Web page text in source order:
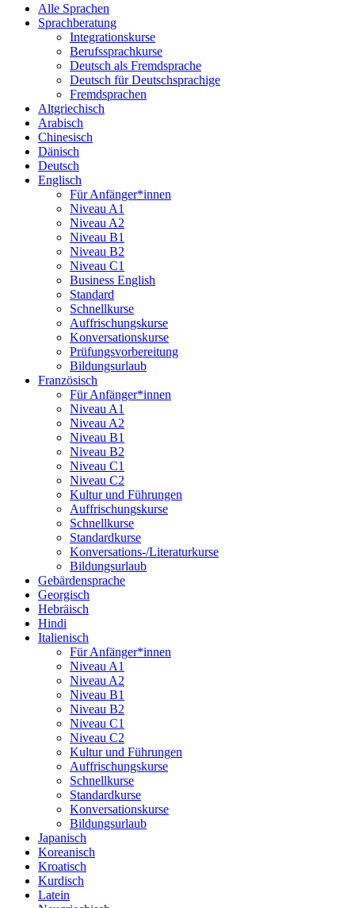
Alle Sprachen
Sprachberatung
Integrationskurse
Berufssprachkurse
Deutsch als Fremdsprache
Deutsch für Deutschsprachige
Fremdsprachen
Altgriechisch
Arabisch
Chinesisch
Dänisch
Deutsch
Englisch
Für Anfänger*innen
Niveau A1
Niveau A2
Niveau B1
Niveau B2
Niveau C1
Business English
Standard
Schnellkurse
Auffrischungskurse
Konversationskurse
Prüfungsvorbereitung
Bildungsurlaub
Französisch
Für Anfänger*innen
Niveau A1
Niveau A2
Niveau B1
Niveau B2
Niveau C1
Niveau C2
Kultur und Führungen
Auffrischungskurse
Schnellkurse
Standardkurse
Konversations-/Literaturkurse
Bildungsurlaub
Gebärdensprache
Georgisch
Hebräisch
Hindi
Italienisch
Für Anfänger*innen
Niveau A1
Niveau A2
Niveau B1
Niveau B2
Niveau C1
Niveau C2
Kultur und Führungen
Auffrischungskurse
Schnellkurse
Standardkurse
Konversationskurse
Bildungsurlaub
Japanisch
Koreanisch
Kroatisch
Kurdisch
Latein